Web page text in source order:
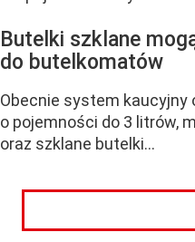
Butelki szklane
do butelkomatów
Obecnie system
o pojemności do 3 litrów,
oraz szklane butelki...